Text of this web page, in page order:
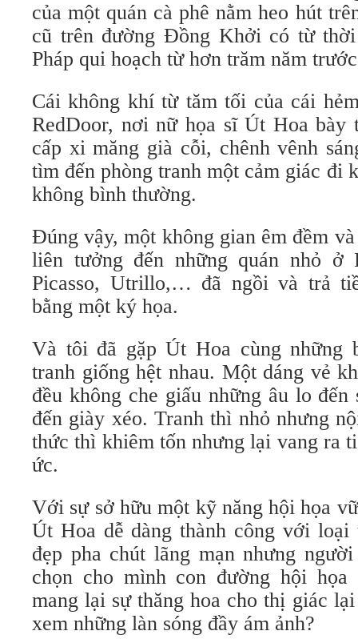
của một quán cà phê nằm heo hút
cũ trên đường Đồng Khởi có từ
Pháp qui hoạch từ hơn trăm năm
Cái không khí từ tăm tối của cái
RedDoor, nơi nữ họa sĩ Út Hoa bày
cấp xi măng già cỗi, chênh vênh
tìm đến phòng tranh một cảm giác đi
không bình thường.
Đúng vậy, một không gian êm đềm
liên tưởng đến những quán nhỏ ở
Picasso, Utrillo,… đã ngồi và trả
bằng một ký họa.
Và tôi đã gặp Út Hoa cùng những
tranh giống hệt nhau. Một dáng vẻ
đều không che giấu những âu lo
đến giày xéo. Tranh thì nhỏ nhưng
thức thì khiêm tốn nhưng lại vang ra
ức.
Với sự sở hữu một kỹ năng hội họa
Út Hoa dễ dàng thành công với
đẹp pha chút lãng mạn nhưng
chọn cho mình con đường hội họa
mang lại sự thăng hoa cho thị giác
xem những làn sóng đầy ám ảnh?